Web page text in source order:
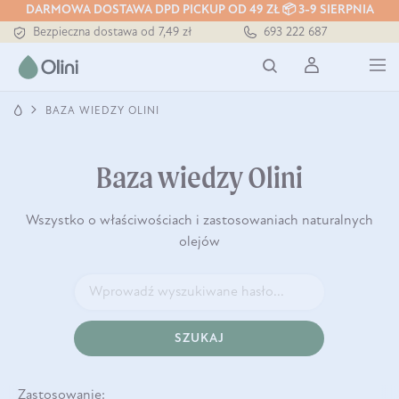
DARMOWA DOSTAWA DPD PICKUP OD 49 ZŁ 📦 3-9 SIERPNIA
Bezpieczna dostawa od 7,49 zł
Darmowa dostawa od 199 zł
Tłoczony zawsze na zimno
693 222 687
BAZA WIEDZY OLINI
Baza wiedzy Olini
Wszystko o właściwościach i zastosowaniach naturalnych
olejów
SZUKAJ
Zastosowanie: